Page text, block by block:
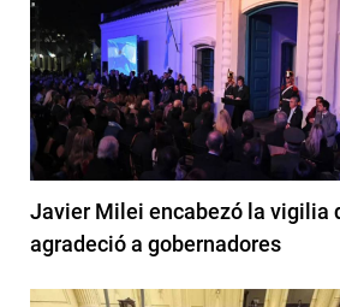
Javier Milei encabezó la vigilia
agradeció a gobernadores